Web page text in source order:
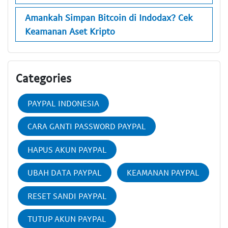
Amankah Simpan Bitcoin di Indodax? Cek
Keamanan Aset Kripto
Categories
PAYPAL INDONESIA
CARA GANTI PASSWORD PAYPAL
HAPUS AKUN PAYPAL
UBAH DATA PAYPAL KEAMANAN PAYPAL
RESET SANDI PAYPAL
TUTUP AKUN PAYPAL